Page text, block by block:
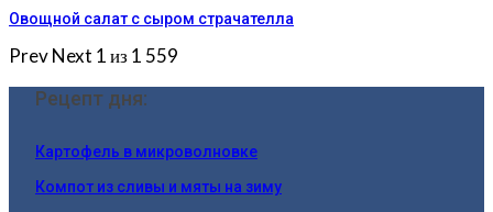
Овощной салат с сыром страчателла
PrevNext 1 из 1 559
Рецепт дня:
Картофель в микроволновке
Компот из сливы и мяты на зиму